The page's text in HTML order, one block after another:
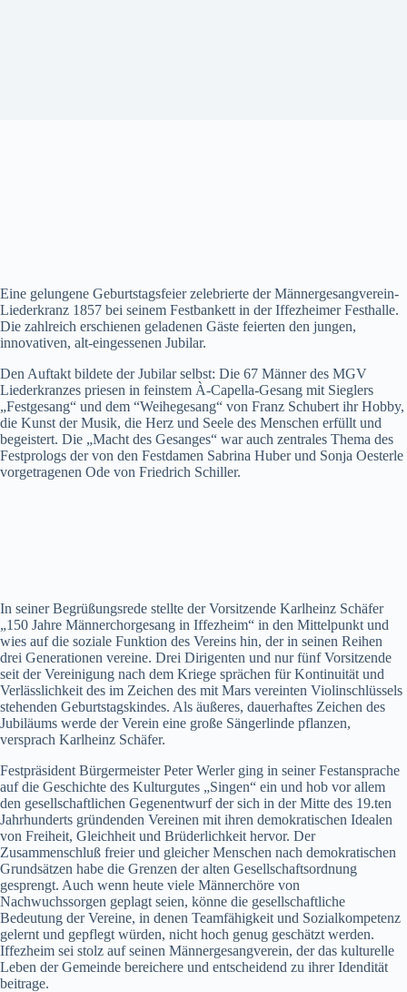
Eine gelungene Geburtstagsfeier zelebrierte der Männergesangverein-
Liederkranz 1857 bei seinem Festbankett in der Iffezheimer Festhalle.
Die zahlreich erschienen geladenen Gäste feierten den jungen,
innovativen, alt-eingessenen Jubilar.
Den Auftakt bildete der Jubilar selbst: Die 67 Männer des MGV
Liederkranzes priesen in feinstem À-Capella-Gesang mit Sieglers
„Festgesang“ und dem “Weihegesang“ von Franz Schubert ihr Hobby,
die Kunst der Musik, die Herz und Seele des Menschen erfüllt und
begeistert. Die „Macht des Gesanges“ war auch zentrales Thema des
Festprologs der von den Festdamen Sabrina Huber und Sonja Oesterle
vorgetragenen Ode von Friedrich Schiller.
In seiner Begrüßungsrede stellte der Vorsitzende Karlheinz Schäfer
„150 Jahre Männerchorgesang in Iffezheim“ in den Mittelpunkt und
wies auf die soziale Funktion des Vereins hin, der in seinen Reihen
drei Generationen vereine. Drei Dirigenten und nur fünf Vorsitzende
seit der Vereinigung nach dem Kriege sprächen für Kontinuität und
Verlässlichkeit des im Zeichen des mit Mars vereinten Violinschlüssels
stehenden Geburtstagskindes. Als äußeres, dauerhaftes Zeichen des
Jubiläums werde der Verein eine große Sängerlinde pflanzen,
versprach Karlheinz Schäfer.
Festpräsident Bürgermeister Peter Werler ging in seiner Festansprache
auf die Geschichte des Kulturgutes „Singen“ ein und hob vor allem
den gesellschaftlichen Gegenentwurf der sich in der Mitte des 19.ten
Jahrhunderts gründenden Vereinen mit ihren demokratischen Idealen
von Freiheit, Gleichheit und Brüderlichkeit hervor. Der
Zusammenschluß freier und gleicher Menschen nach demokratischen
Grundsätzen habe die Grenzen der alten Gesellschaftsordnung
gesprengt. Auch wenn heute viele Männerchöre von
Nachwuchssorgen geplagt seien, könne die gesellschaftliche
Bedeutung der Vereine, in denen Teamfähigkeit und Sozialkompetenz
gelernt und gepflegt würden, nicht hoch genug geschätzt werden.
Iffezheim sei stolz auf seinen Männergesangverein, der das kulturelle
Leben der Gemeinde bereichere und entscheidend zu ihrer Idendität
beitrage.